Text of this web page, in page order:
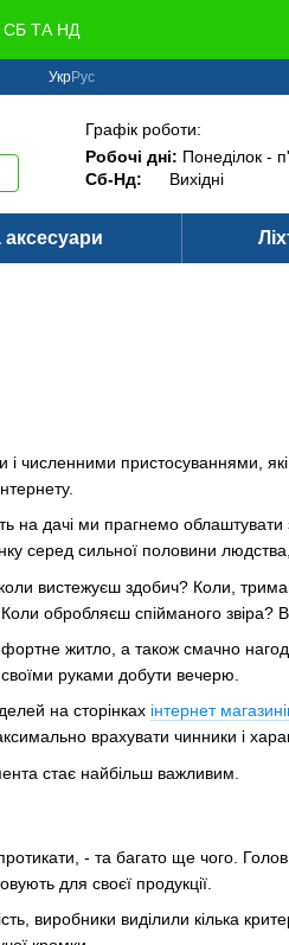
ТА НД
УкрРус
Графік роботи:
Робочі дні: Понеділок -
Сб-Нд:
Вихідні
аксесуари
численними пристосуваннями,
на дачі ми прагнемо
серед сильної половини
вистежуєш здобич? Коли,
обробляєш спійманого звіра?
житло, а також смачно
своїми руками добути вечерю.
на сторінках інтернет
врахувати чинники і
стає найбільш важливим.
- та багато ще чого.
для своєї продукції.
виробники виділили кілька